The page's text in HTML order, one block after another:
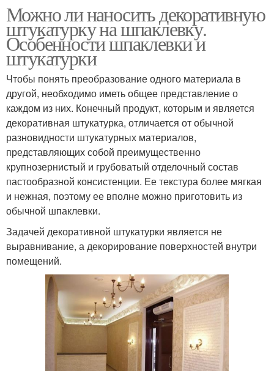
Можно ли наносить декоративную
штукатурку на шпаклевку.
Особенности шпаклевки и
штукатурки
Чтобы понять преобразование одного материала в
другой, необходимо иметь общее представление о
каждом из них. Конечный продукт, которым и является
декоративная штукатурка, отличается от обычной
разновидности штукатурных материалов,
представляющих собой преимущественно
крупнозернистый и грубоватый отделочный состав
пастообразной консистенции. Ее текстура более мягкая
и нежная, поэтому ее вполне можно приготовить из
обычной шпаклевки.
Задачей декоративной штукатурки является не
выравнивание, а декорирование поверхностей внутри
помещений.